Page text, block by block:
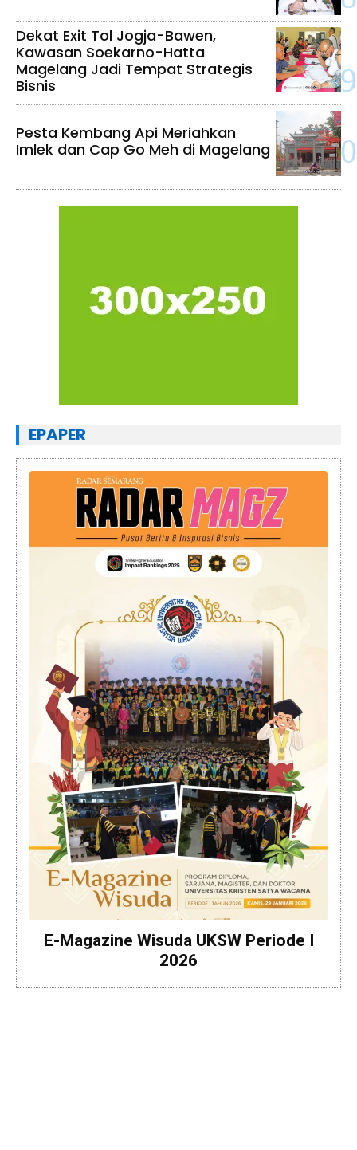
Dekat Exit Tol Jogja-Bawen,
Kawasan Soekarno-Hatta
Magelang Jadi Tempat Strategis
Bisnis
Pesta Kembang Api Meriahkan
Imlek dan Cap Go Meh di Magelang
EPAPER
E-Magazine Wisuda UKSW Periode I
2026